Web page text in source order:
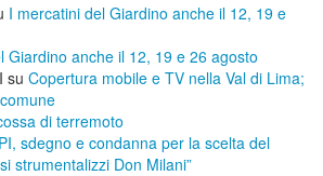
I mercatini del Giardino anche il 12, 19 e
Giardino anche il 12, 19 e 26 agosto
su ​Copertura mobile e TV nella Val di Lima;
di terremoto
sdegno e condanna per la scelta del
strumentalizzi Don Milani”